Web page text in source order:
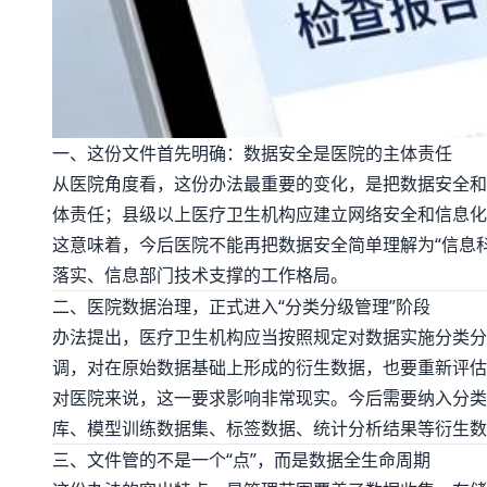
一、这份文件首先明确：数据安全是医院的主体责任
从医院角度看，这份办法最重要的变化，是把数据安全
体责任；县级以上医疗卫生机构应建立网络安全和信息
这意味着，今后医院不能再把数据安全简单理解为“信
落实、信息部门技术支撑的工作格局。
二、医院数据治理，正式进入“分类分级管理”阶段
办法提出，医疗卫生机构应当按照规定对数据实施分类
调，对在原始数据基础上形成的衍生数据，也要重新评
对医院来说，这一要求影响非常现实。今后需要纳入分
库、模型训练数据集、标签数据、统计分析结果等衍生
三、文件管的不是一个“点”，而是数据全生命周期